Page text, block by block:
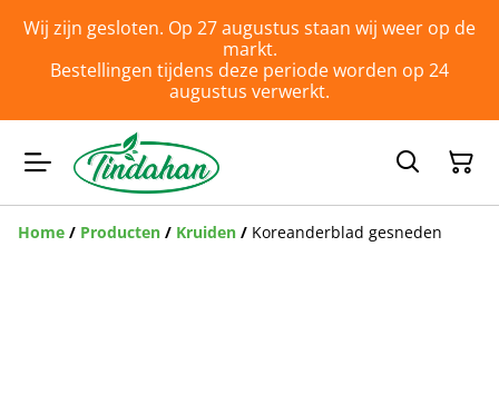
Wij zijn gesloten. Op 27 augustus staan wij weer op de
markt.
Bestellingen tijdens deze periode worden op 24
augustus verwerkt.
Home / Producten / Kruiden / Koreanderblad gesneden